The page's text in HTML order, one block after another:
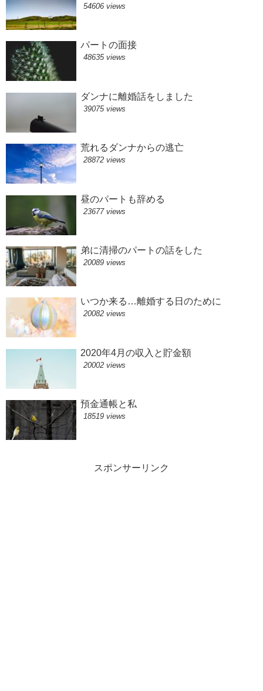
54606 views
パートの面接
48635 views
ダンナに離婚話をしました
39075 views
荒れるダンナからの逃亡
28872 views
昼のパートも辞める
23677 views
弟に清掃のパートの話をした
20089 views
いつか来る…離婚する日のために
20082 views
2020年4月の収入と貯金額
20002 views
預金通帳と私
18519 views
スポンサーリンク